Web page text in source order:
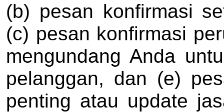
(b) pesan konfirmasi
(c) pesan konfirmasi
mengundang Anda
pelanggan, dan (e)
penting atau update